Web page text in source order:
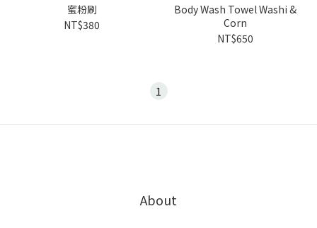
蜜粉刷
NT$380
Body Wash Towel Washi &
Corn
NT$650
1
About